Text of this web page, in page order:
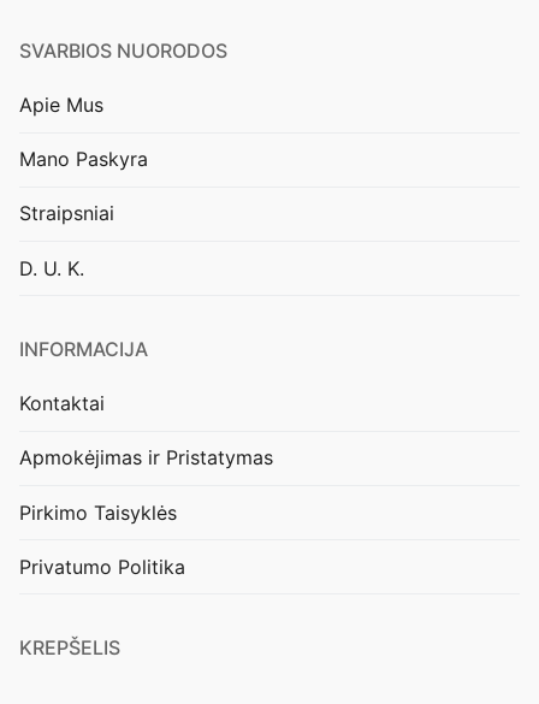
SVARBIOS NUORODOS
Apie Mus
Mano Paskyra
Straipsniai
D. U. K.
INFORMACIJA
Kontaktai
Apmokėjimas ir Pristatymas
Pirkimo Taisyklės
Privatumo Politika
KREPŠELIS